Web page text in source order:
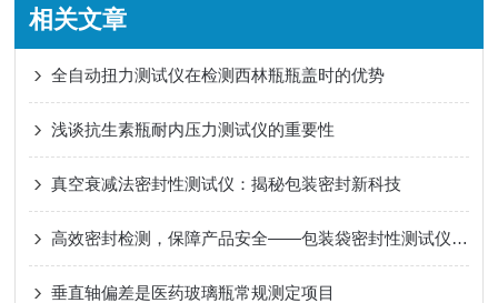
相关文章
全自动扭力测试仪在检测西林瓶瓶盖时的优势
浅谈抗生素瓶耐内压力测试仪的重要性
真空衰减法密封性测试仪：揭秘包装密封新科技
高效密封检测，保障产品安全——包装袋密封性测试仪技术亮点
垂直轴偏差是医药玻璃瓶常规测定项目